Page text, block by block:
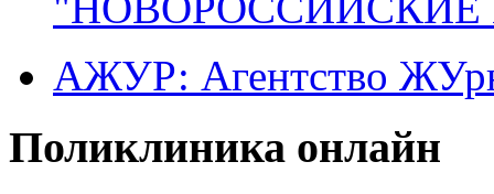
АЖУР: Агентство
Поликлиника онлайн